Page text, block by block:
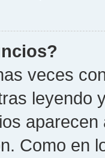
veces
leyendo
Como en